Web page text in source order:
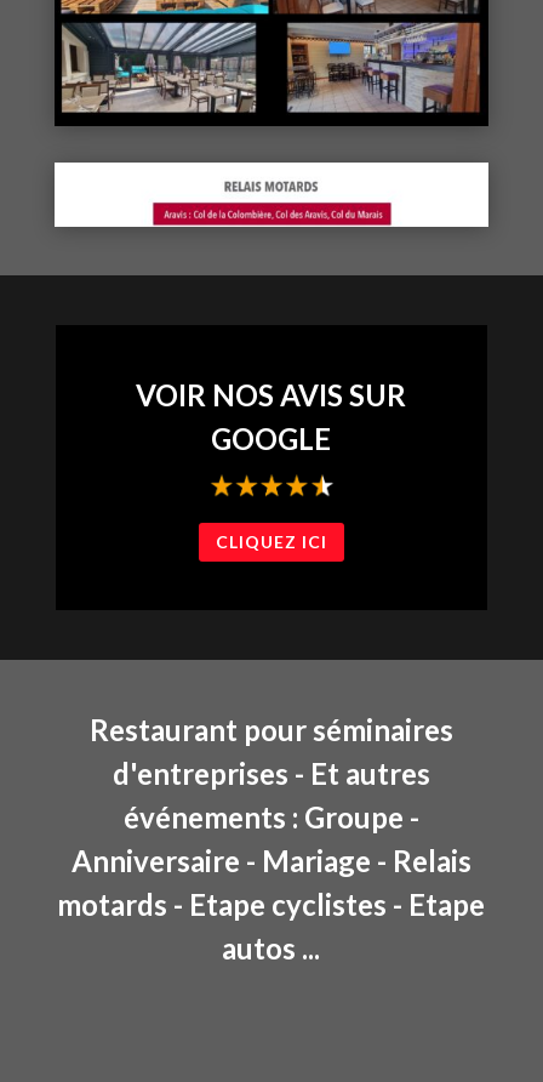
VOIR NOS AVIS SUR
GOOGLE
CLIQUEZ ICI
Restaurant pour séminaires
d'entreprises - Et autres
événements : Groupe -
Anniversaire - Mariage - Relais
motards - Etape cyclistes - Etape
autos ...